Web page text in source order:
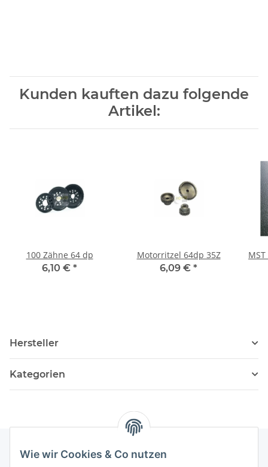
Wie wir Cookies & Co nutzen
Kunden kauften dazu folgende
Artikel:
100 Zähne 64 dp
6,10 € *
Motorritzel 64dp 35Z
6,09 € *
Hersteller
Kategorien